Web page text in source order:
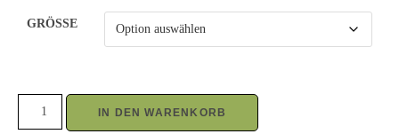
GRÖSSE
IN DEN WARENKORB